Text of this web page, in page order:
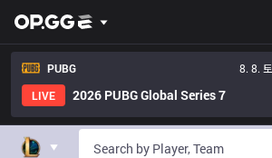
PUBG
8. 8. 토
LIVE
2026 PUBG Global Series 7